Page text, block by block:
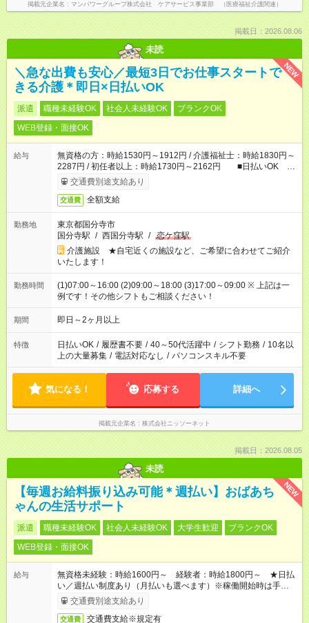
掲載元企業名 マンパワーグループ株式会社 ケアサービス事業部 （医療福祉介護関連）
掲載日：2026.08.06
未読
NEW
＼急な出費も安心／最短3日でお仕事スタートで
きる介護＊即日×日払いOK
派遣 職種未経験OK 社会人未経験OK
ブランクOK
WEB登録・面接OK
給与
無資格の方：時給1530円～1912円 / 介護福祉士：時給1830円～
2287円 / 初任者以上：時給1730円～2162円 ■日払いOK ■
日収例：1万2240円（時給1530円×8h）
交通費別途支給あり
交通費 全額支給
勤務地
東京都国分寺市
国分寺駅 / 西国分寺駅 / 恋ケ窪駅
介護施設 ★自宅近くの施設など、ご希望に合わせてご紹介
いたします！
勤務時間
(1)07:00～16:00 (2)09:00～18:00 (3)17:00～09:00 ※ 上記は一
例です！その他シフトもご相談ください！
期間 即日～2ヶ月以上
特徴 日払いOK / 履歴書不要 / 40～50代活躍中 / シフト勤務 / 10名以
上の大量募集 / 電話対応なし / パソコンスキル不要
気になる！ 応募する 詳細へ
掲載元企業名 株式会社ニッソーネット
掲載日：2026.08.05
未読
NEW
【毎週お給料振り込み可能＊週払い】おばあち
ゃんの生活サポート
派遣 職種未経験OK 社会人未経験OK 大学生歓迎
ブランクOK
WEB登録・面接OK
給与
無資格未経験：時給1600円～ 経験者：時給1800円～ ★日払
い／週払い制度あり（月払いも選べます）※稼働開始時は手続き
完了次第のお支払いとなります。
交通費別途支給あり
交通費 交通費支給※規定有